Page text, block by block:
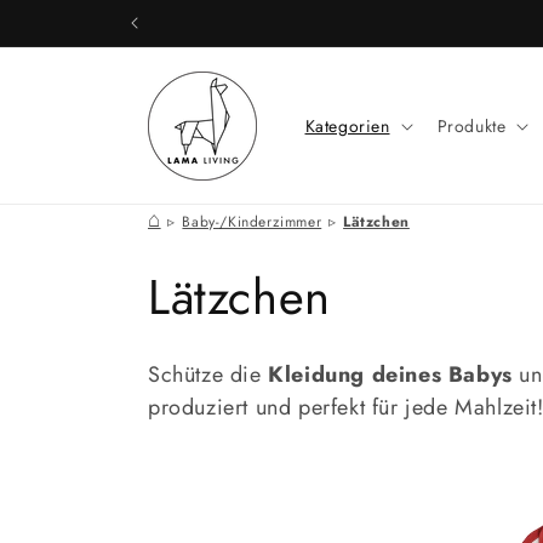
Inhalt
Schneller,
Kategorien Produkte
⌂ Baby-/Kinderzimmer Lätzchen
K
a
t
Lätzchen
Schütze die Kleidung deines Babys
produziert und perfekt für jede Mahlzeit!